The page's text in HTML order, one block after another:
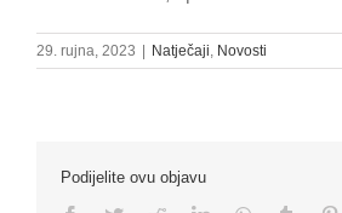
29. rujna, 2023 | Natječaji Novosti
Podijelite ovu objavu